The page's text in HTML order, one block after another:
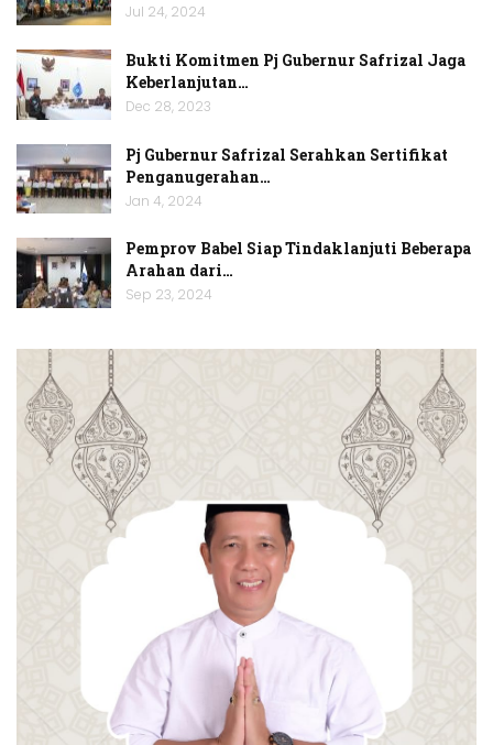
Jul 24, 2024
Bukti Komitmen Pj Gubernur Safrizal Jaga
Keberlanjutan…
Dec 28, 2023
Pj Gubernur Safrizal Serahkan Sertifikat
Penganugerahan…
Jan 4, 2024
Pemprov Babel Siap Tindaklanjuti Beberapa
Arahan dari…
Sep 23, 2024